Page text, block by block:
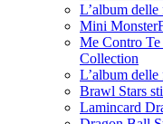
L’album
Mini
Me Contro
Collection
L’album
Brawl Stars
Lamincard